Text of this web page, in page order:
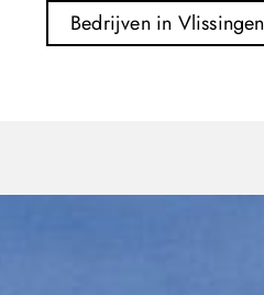
Bedrijven in Vlissingen